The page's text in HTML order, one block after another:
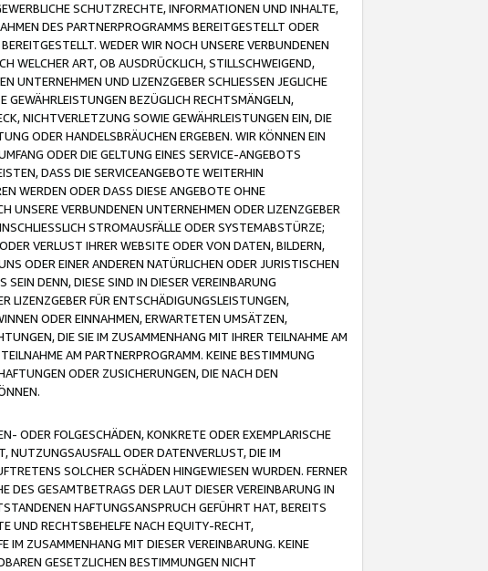
SCHUTZRECHTE, INFORMATIONEN UND INHALTE,
DES PARTNERPROGRAMMS BEREITGESTELLT ODER
WEDER WIR NOCH UNSERE VERBUNDENEN
WELCHER ART, OB AUSDRÜCKLICH, STILLSCHWEIGEND,
UNTERNEHMEN UND LIZENZGEBER SCHLIESSEN JEGLICHE
GEWÄHRLEISTUNGEN BEZÜGLICH RECHTSMÄNGELN,
NICHTVERLETZUNG SOWIE GEWÄHRLEISTUNGEN EIN, DIE
ODER HANDELSBRÄUCHEN ERGEBEN. WIR KÖNNEN EIN
ODER DIE GELTUNG EINES SERVICE-ANGEBOTS
DASS DIE SERVICEANGEBOTE WEITERHIN
WERDEN ODER DASS DIESE ANGEBOTE OHNE
UNSERE VERBUNDENEN UNTERNEHMEN ODER LIZENZGEBER
STROMAUSFÄLLE ODER SYSTEMABSTÜRZE;
VERLUST IHRER WEBSITE ODER VON DATEN, BILDERN,
ODER EINER ANDEREN NATÜRLICHEN ODER JURISTISCHEN
DENN, DIESE SIND IN DIESER VEREINBARUNG
LIZENZGEBER FÜR ENTSCHÄDIGUNGSLEISTUNGEN,
ODER EINNAHMEN, ERWARTETEN UMSÄTZEN,
DIE SIE IM ZUSAMMENHANG MIT IHRER TEILNAHME AM
AM PARTNERPROGRAMM. KEINE BESTIMMUNG
ODER ZUSICHERUNGEN, DIE NACH DEN
ODER FOLGESCHÄDEN, KONKRETE ODER EXEMPLARISCHE
NUTZUNGSAUSFALL ODER DATENVERLUST, DIE IM
SOLCHER SCHÄDEN HINGEWIESEN WURDEN. FERNER
GESAMTBETRAGS DER LAUT DIESER VEREINBARUNG IN
HAFTUNGSANSPRUCH GEFÜHRT HAT, BEREITS
UND RECHTSBEHELFE NACH EQUITY-RECHT,
IM ZUSAMMENHANG MIT DIESER VEREINBARUNG. KEINE
GESETZLICHEN BESTIMMUNGEN NICHT